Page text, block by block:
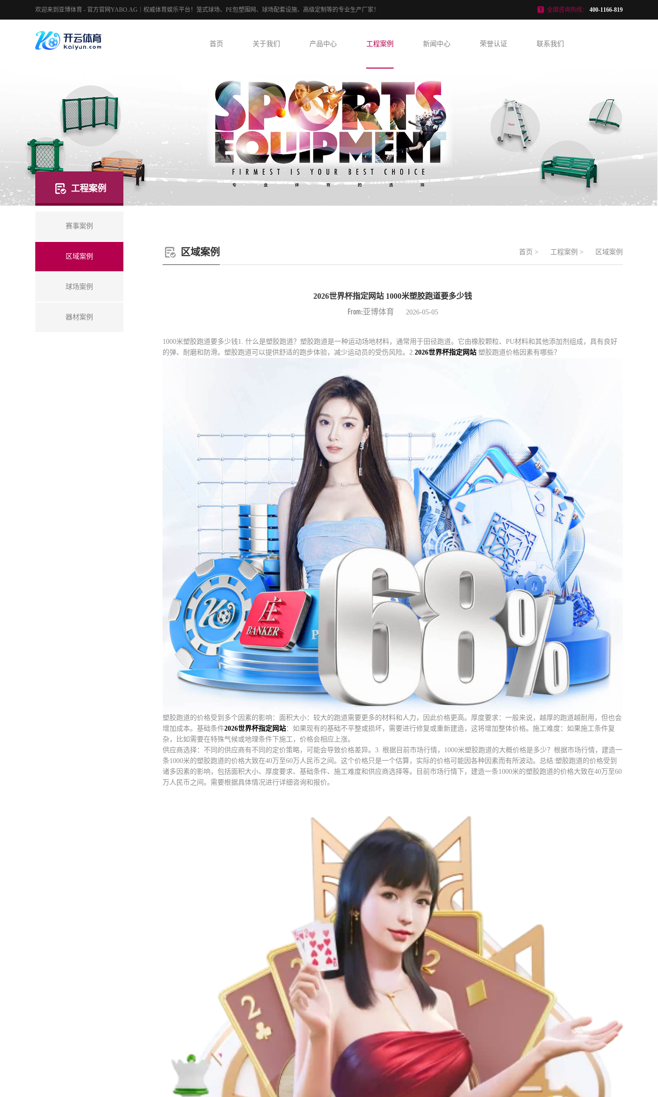
欢迎来到亚博体育 - 官方官网YABO.AG｜权威体育娱乐平台！笼式球场、PE包塑围网、球场配套设施、高级定制等的专业生产厂家！ 全国咨询热线： 400-1166-819
首页 关于我们 产品中心 工程案例 新闻中心 荣誉认证 联系我们
工程案例
赛事案例
区域案例
球场案例
器材案例
区域案例 首页 > 工程案例 > 区域案例
2026世界杯指定网站 1000米塑胶跑道要多少钱
From:亚博体育 2026-05-05
1000米塑胶跑道要多少钱1. 什么是塑胶跑道？塑胶跑道是一种运动场地材料，通常用于田径跑道。它由橡胶颗粒、PU材料和其他添加剂组成，具有良好
的弹、耐磨和防滑。塑胶跑道可以提供舒适的跑步体验，减少运动员的受伤风险。2.2026世界杯指定网站 塑胶跑道价格因素有哪些？
塑胶跑道的价格受到多个因素的影响：面积大小：较大的跑道需要更多的材料和人力，因此价格更高。厚度要求：一般来说，越厚的跑道越耐用，但也会
增加成本。基础条件2026世界杯指定网站：如果现有的基础不平整或损坏，需要进行修复或重新建造，这将增加整体价格。施工难度：如果施工条件复
杂，比如需要在特殊气候或地理条件下施工，价格会相应上涨。
供应商选择：不同的供应商有不同的定价策略，可能会导致价格差异。3. 根据目前市场行情，1000米塑胶跑道的大概价格是多少？根据市场行情，建造一
条1000米的塑胶跑道的价格大致在40万至60万人民币之间。这个价格只是一个估算，实际的价格可能因各种因素而有所波动。总结:塑胶跑道的价格受到
诸多因素的影响，包括面积大小、厚度要求、基础条件、施工难度和供应商选择等。目前市场行情下，建造一条1000米的塑胶跑道的价格大致在40万至60
万人民币之间。需要根据具体情况进行详细咨询和报价。